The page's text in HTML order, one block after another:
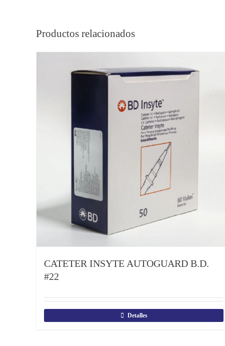
Productos relacionados
CATETER INSYTE AUTOGUARD B.D.
#22
Detalles